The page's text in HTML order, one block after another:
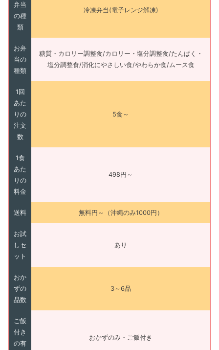
弁当
の種
類
冷凍弁当(電子レンジ解凍)
お弁
当の
種類
糖質・カロリー調整食/カロリー・塩分調整食/たんぱく・
塩分調整食/消化にやさしい食/やわらか食/ムース食
1回
あた
りの
注文
数
5食～
1食
あた
りの
料金
498円～
送料 無料円～（沖縄のみ1000円）
お試
しセ
ット
あり
おか
ずの
品数
3～6品
ご飯
付き
の有
おかずのみ・ご飯付き